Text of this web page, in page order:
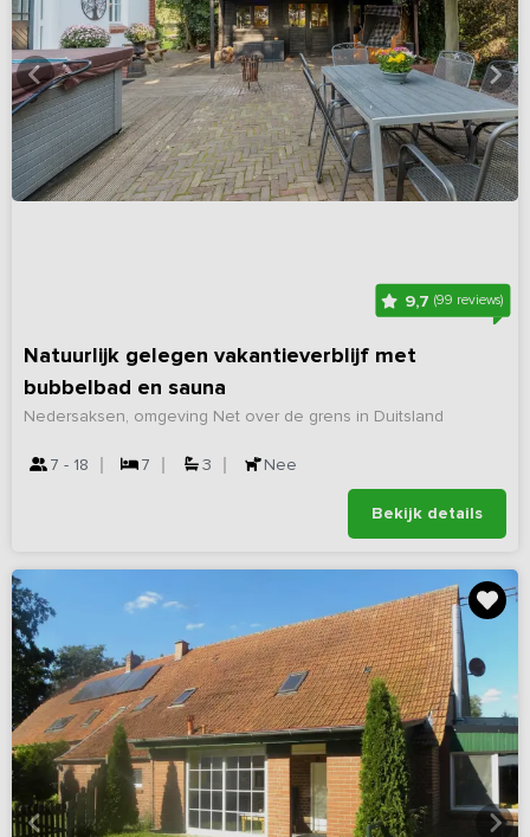
9,7(99 reviews)
Natuurlijk gelegen vakantieverblijf met
bubbelbad en sauna
Nedersaksen, omgeving Net over de grens in Duitsland
7 - 18 7 3 Nee
Bekijk details